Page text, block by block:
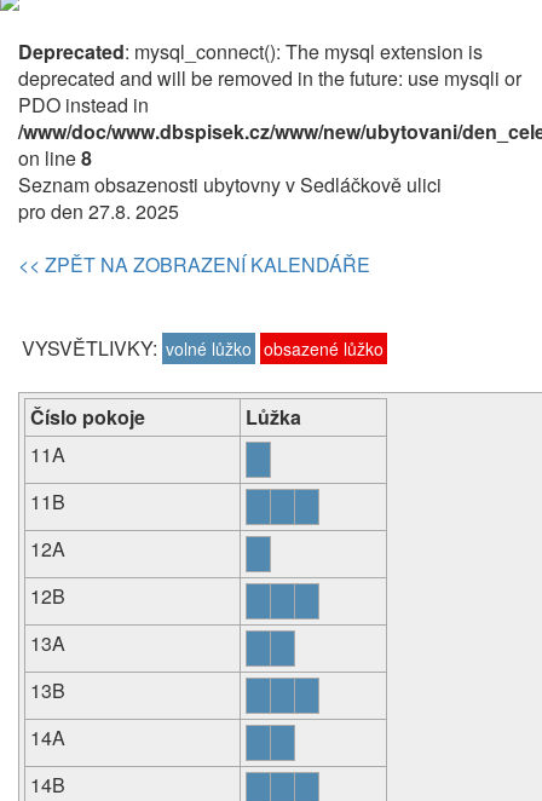
Deprecated: mysql_connect(): The mysql extension is
deprecated and will be removed in the future: use mysqli or
PDO instead in
/www/doc/www.dbspisek.cz/www/new/ubytovani/
on line8
Seznam obsazenosti ubytovny v Sedláčkově ulici
pro den 27.8. 2025
<< ZPĚT NA ZOBRAZENÍ KALENDÁŘE
VYSVĚTLIVKY: volné lůžko obsazené lůžko
Číslo pokoje
Lůžka
11A
11B
12A
12B
13A
13B
14A
14B